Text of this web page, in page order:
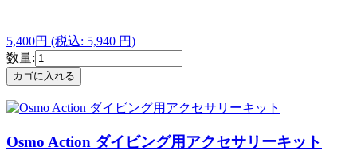
5,400円 (税込: 5,940 円)
数量:
Osmo Action ダイビング用アクセサリーキット